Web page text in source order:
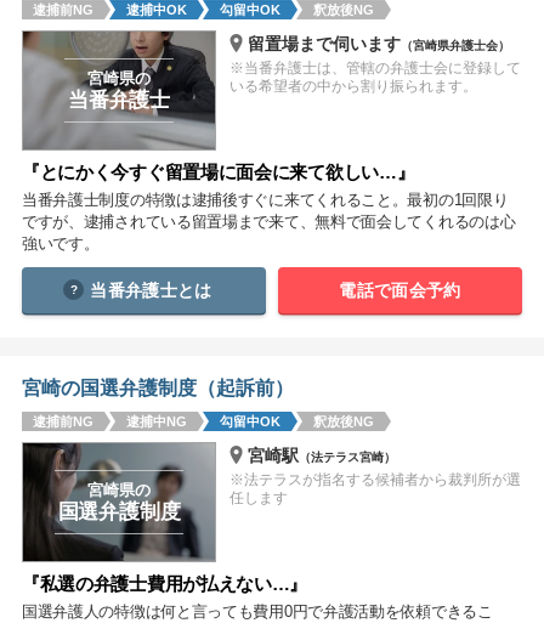
鳥取 島根 岡山 広島 山口
四国
香川 愛媛
九州・沖縄
福岡 佐賀 長崎 熊本 大分 宮崎 鹿児島
痴漢 盗撮
窃盗 逮捕
逮捕前NG 逮捕中OK 勾留中OK 釈放後NG
宮崎県の
当番弁護士
留置場まで伺います（宮崎県弁護士会）
※当番弁護士は、管轄の弁護士会に登録して
いる希望者の中から割り振られます。
『とにかく今すぐ留置場に面会に来て欲しい…』
当番弁護士制度の特徴は逮捕後すぐに来てくれること。最初の1回限り
ですが、逮捕されている留置場まで来て、無料で面会してくれるのは心
強いです。
当番弁護士とは 電話で面会予約
宮崎の国選弁護制度（起訴前）
逮捕前NG 逮捕中NG 勾留中OK 釈放後NG
宮崎県の
国選弁護制度
宮崎駅 （法テラス宮崎）
※法テラスが指名する候補者から裁判所が選
任します
『私選の弁護士費用が払えない…』
国選弁護人の特徴は何と言っても費用0円で弁護活動を依頼できるこ